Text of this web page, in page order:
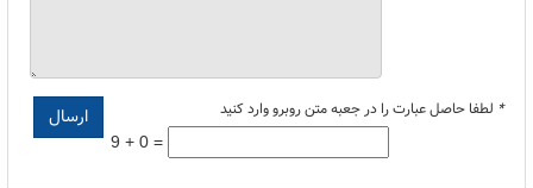
* لطفا حاصل عبارت را در جعبه متن روبرو وارد کنید
9 + 0 =